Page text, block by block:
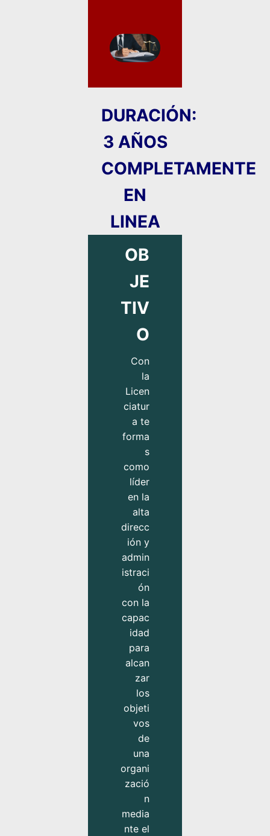
DURACIÓN:
3 AÑOS
COMPLETAMENTE
EN
LINEA
OB
JE
TIV
O
Con
la
Licen
ciatur
a te
forma
s
como
líder
en la
alta
direcc
ión y
admin
istraci
ón
con la
capac
idad
para
alcan
zar
los
objeti
vos
de
una
organi
zació
n
media
nte el